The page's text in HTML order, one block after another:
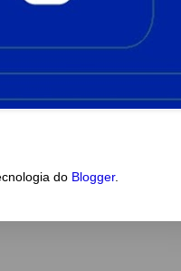
do Blogger.